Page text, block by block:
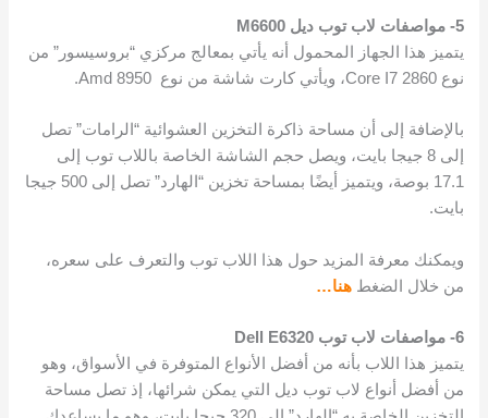
5- مواصفات لاب توب ديل M6600
يتميز هذا الجهاز المحمول أنه يأتي بمعالج مركزي “بروسيسور” من
نوع Core I7 2860، ويأتي كارت شاشة من نوع Amd 8950.
بالإضافة إلى أن مساحة ذاكرة التخزين العشوائية “الرامات” تصل
إلى 8 جيجا بايت، ويصل حجم الشاشة الخاصة باللاب توب إلى
17.1 بوصة، ويتميز أيضًا بمساحة تخزين “الهارد” تصل إلى 500 جيجا
بايت.
ويمكنك معرفة المزيد حول هذا اللاب توب والتعرف على سعره،
من خلال الضغطهنا…
6- مواصفات لاب توب Dell E6320
يتميز هذا اللاب بأنه من أفضل الأنواع المتوفرة في الأسواق، وهو
من أفضل أنواع لاب توب ديل التي يمكن شرائها، إذ تصل مساحة